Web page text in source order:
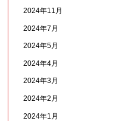
2024年11月
2024年7月
2024年5月
2024年4月
2024年3月
2024年2月
2024年1月